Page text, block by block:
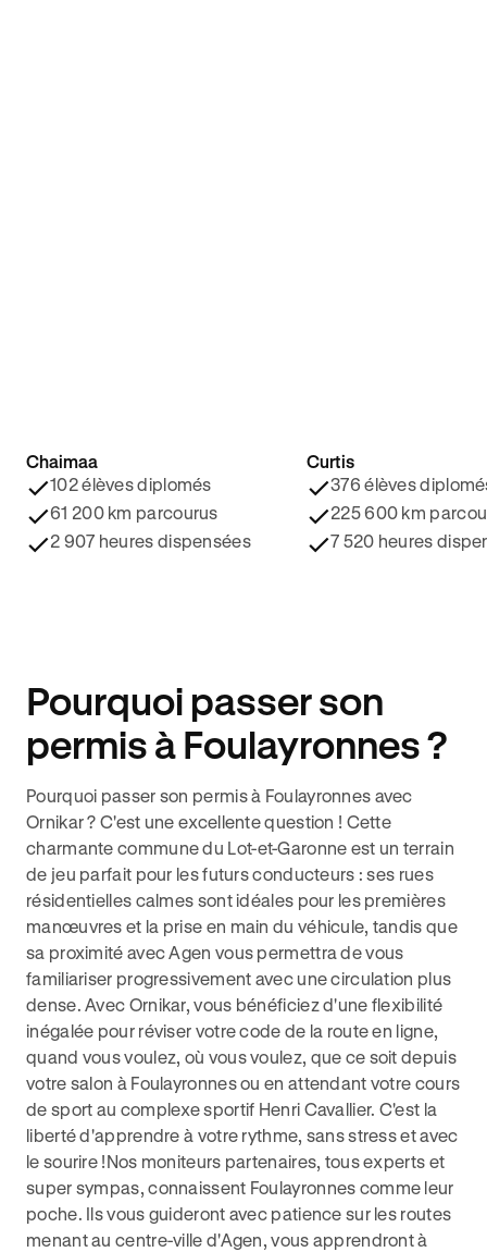
4.8/5 ⭐️
Chaimaa
102 élèves diplomés
61 200 km parcourus
2 907 heures dispensées
4.9/5 ⭐️
Curtis
376 élèves
225 600 km
7 520 heures
Pourquoi passer son
permis à Foulayronnes ?
Pourquoi passer son permis à Foulayronnes avec
Ornikar ? C'est une excellente question ! Cette
charmante commune du Lot-et-Garonne est un terrain
de jeu parfait pour les futurs conducteurs : ses rues
résidentielles calmes sont idéales pour les premières
manœuvres et la prise en main du véhicule, tandis que
sa proximité avec Agen vous permettra de vous
familiariser progressivement avec une circulation plus
dense. Avec Ornikar, vous bénéficiez d'une flexibilité
inégalée pour réviser votre code de la route en ligne,
quand vous voulez, où vous voulez, que ce soit depuis
votre salon à Foulayronnes ou en attendant votre cours
de sport au complexe sportif Henri Cavallier. C'est la
liberté d'apprendre à votre rythme, sans stress et avec
le sourire !Nos moniteurs partenaires, tous experts et
super sympas, connaissent Foulayronnes comme leur
poche. Ils vous guideront avec patience sur les routes
menant au centre-ville d'Agen, vous apprendront à